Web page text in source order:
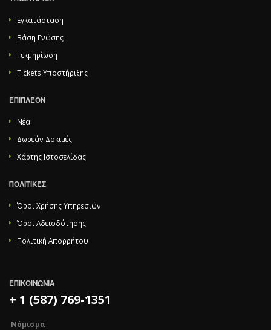
Εγκατάσταση
Βάση Γνώσης
Τεκμηρίωση
Tickets Υποστήριξης
ΕΠΙΠΛΈΟΝ
Νέα
Δωρεάν Δοκιμές
Χάρτης Ιστοσελίδας
ΠΟΛΙΤΙΚΈΣ
Όροι Χρήσης Υπηρεσιών
Όροι Αδειοδότησης
Πολιτική Απορρήτου
ΕΠΙΚΟΙΝΩΝΊΑ
+ 1 (587) 769-1351
Νόμισμα